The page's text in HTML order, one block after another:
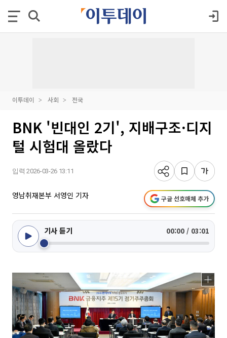
이투데이 사회 전국
BNK '빈대인 2기', 지배구조·디지
털 시험대 올랐다
입력 2026-03-26 13:11
영남취재본부 서영인 기자 구글 선호매체 추가
기사 듣기 00:00 / 03:01